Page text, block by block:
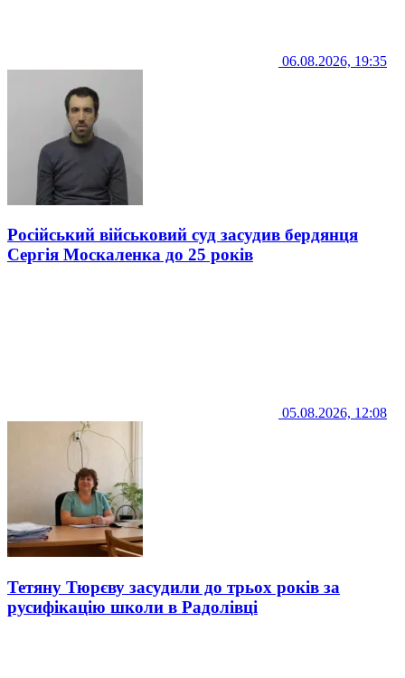
06.08.2026, 19:35
Російський військовий суд засудив бердянця
Сергія Москаленка до 25 років
05.08.2026, 12:08
Тетяну Тюрєву засудили до трьох років за
русифікацію школи в Радолівці